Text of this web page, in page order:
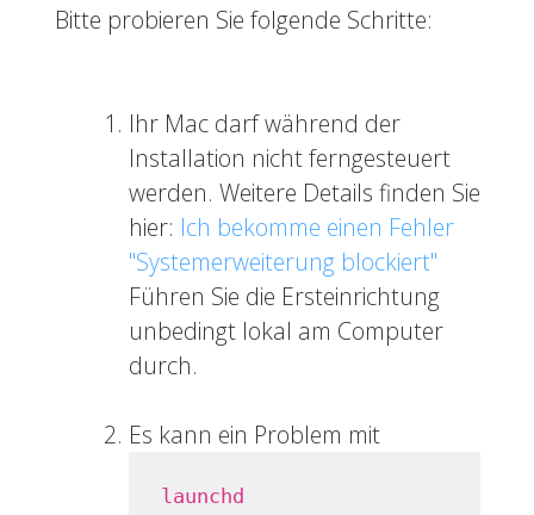
Bitte probieren Sie folgende Schritte:
Ihr Mac darf während der
Installation nicht ferngesteuert
werden. Weitere Details finden Sie
hier: Ich bekomme einen Fehler
"Systemerweiterung blockiert"
Führen Sie die Ersteinrichtung
unbedingt lokal am Computer
durch.
Es kann ein Problem mit
launchd